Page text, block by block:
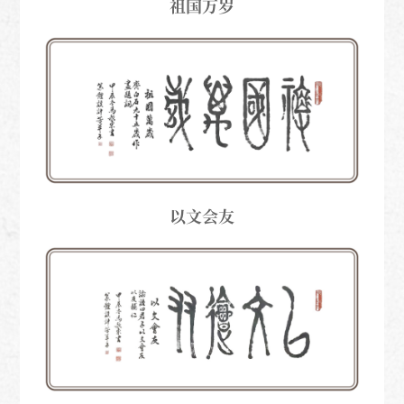
祖国万岁
以文会友